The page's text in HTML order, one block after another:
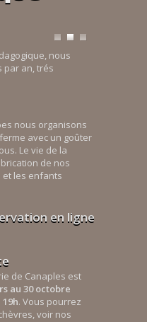
nous
par an, trés
nous organisons
avec un goûter
Le vie de la
de nos
et les enfants
en ligne
de Canaples est
au 30 octobre
. Vous pourrez
voir nos